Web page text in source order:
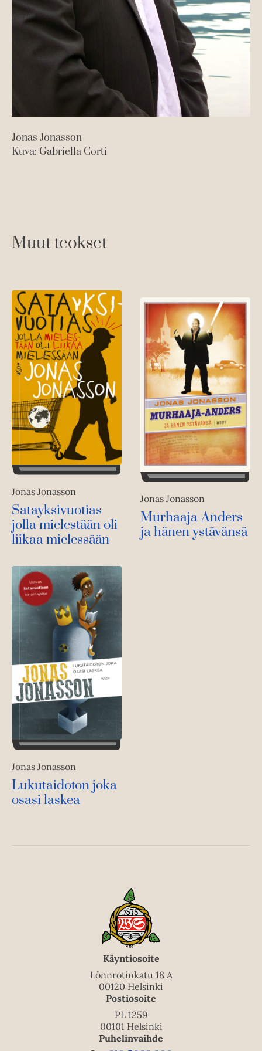
Jonas Jonasson
Kuva: Gabriella Corti
Muut teokset
Jonas Jonasson
Satayksivuotias
jolla mielestään oli
liikaa mielessään
Jonas Jonasson
Murhaaja-Anders
ja hänen ystävänsä
Jonas Jonasson
Lukutaidoton joka
osasi laskea
Käyntiosoite
Lönnrotinkatu 18 A
00120 Helsinki
Postiosoite
PL 1259
00101 Helsinki
Puhelinvaihde